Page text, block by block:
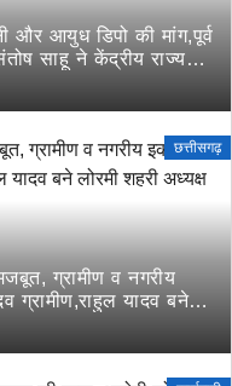
और आयुध डिपो की मांग,पूर्व
साहू ने केंद्रीय राज्य
की प्रमुख मांगें
छत्तीसगढ़
ग्रामीण व नगरीय
ग्रामीण,राहुल यादव बने